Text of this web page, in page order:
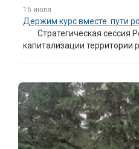
16 июля
Держим курс вместе: пути
Стратегическая сессия
капитализации территории